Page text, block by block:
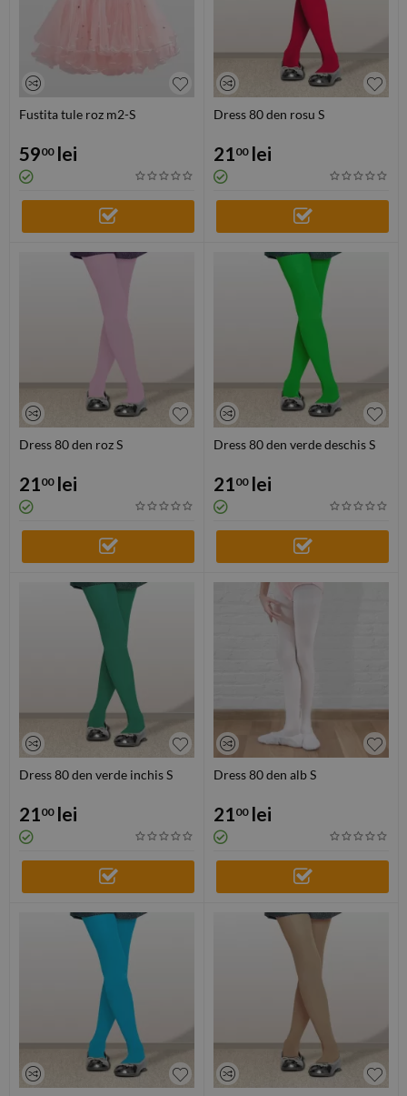
Fustita tule roz m2-S
5900 lei
Dress 80 den rosu S
2100 lei
Dress 80 den roz S
2100 lei
Dress 80 den verde deschis S
2100 lei
Dress 80 den verde inchis S
2100 lei
Dress 80 den alb S
2100 lei